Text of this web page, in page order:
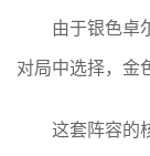
由于银色卓
对局中选择，金
这套阵容的